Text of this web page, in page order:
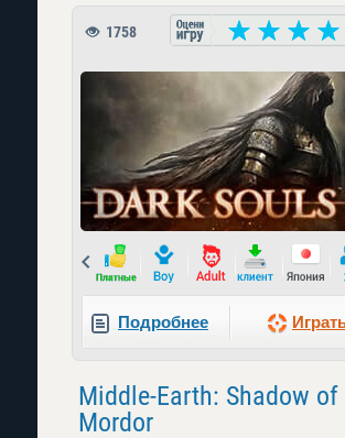
1758
Prev
Подробнее
Middle-Earth: Shadow of
Mordor